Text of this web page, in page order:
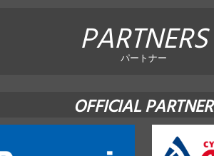
PARTNERS
パートナー
OFFICIAL PARTNER